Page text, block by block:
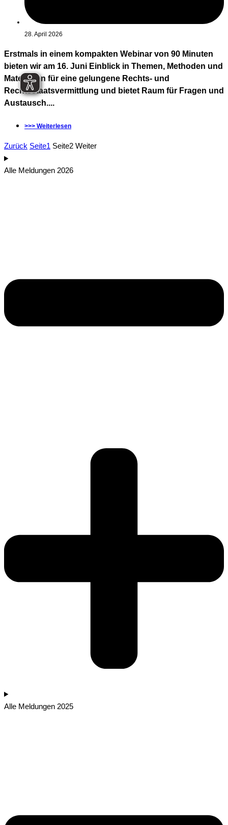
28. April 2026
Erstmals in einem kompakten Webinar von 90 Minuten
bieten wir am 16. Juni Einblick in Themen, Methoden und
Materialien für eine gelungene Rechts- und
Rechtsstaatsvermittlung und bietet Raum für Fragen und
Austausch....
>>> Weiterlesen
Zurück Seite1 Seite2 Weiter
Alle Meldungen 2026
Alle Meldungen 2025